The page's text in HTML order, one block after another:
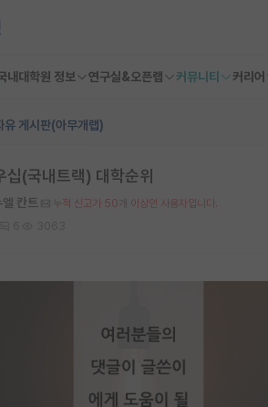
내대학원 정보 연구실&오픈랩 커뮤니티 커리어
유 게시판(아무개랩)
십(국내트랙) 대학순위
칸트
누적 신고가 50개 이상인 사용자입니다.